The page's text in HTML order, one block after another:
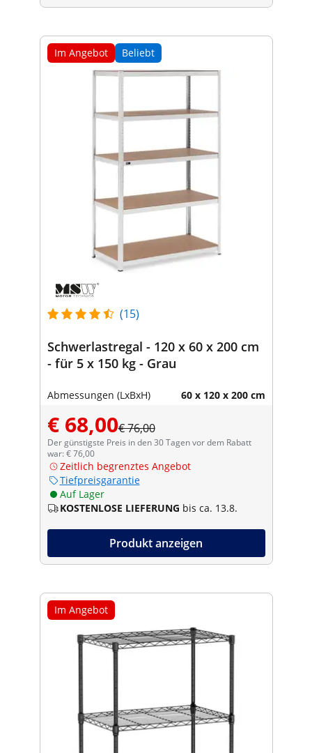
Im Angebot Beliebt
(15)
Schwerlastregal - 120 x 60 x 200 cm
- für 5 x 150 kg - Grau
Abmessungen (LxBxH) 60 x 120 x 200 cm
€ 68,00€ 76,00
Der günstigste Preis in den 30 Tagen vor dem Rabatt
war: € 76,00
Zeitlich begrenztes Angebot
Tiefpreisgarantie
Auf Lager
KOSTENLOSE LIEFERUNG bis ca. 13.8.
Produkt anzeigen
Im Angebot